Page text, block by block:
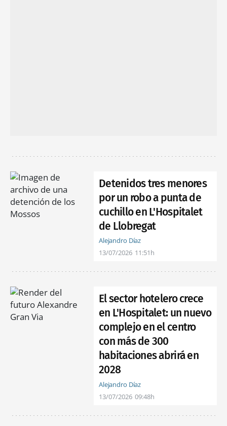
Detenidos tres menores
por un robo a punta de
cuchillo en L'Hospitalet
de Llobregat
Alejandro Díaz
13/07/2026 11:51h
El sector hotelero crece
en L'Hospitalet: un nuevo
complejo en el centro
con más de 300
habitaciones abrirá en
2028
Alejandro Díaz
13/07/2026 09:48h